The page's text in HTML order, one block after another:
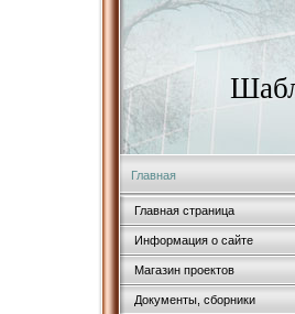
Главная
Главная страница
Информация о сайте
Магазин проектов
Документы, сборники